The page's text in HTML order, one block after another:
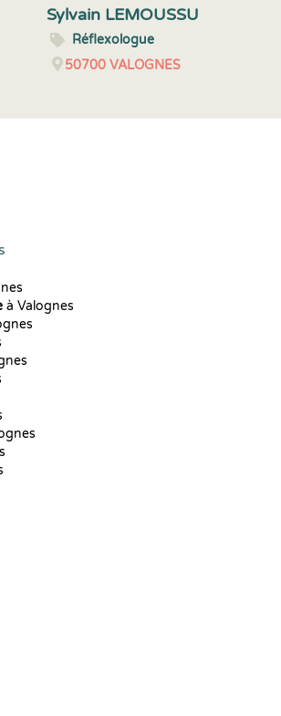
Sylvain LEMOUSSU
Réflexologue
50700VALOGNES
à Valognes